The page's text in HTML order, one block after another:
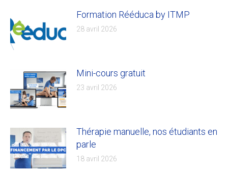
Formation Rééduca by ITMP
28 avril 2026
Mini-cours gratuit
23 avril 2026
Thérapie manuelle, nos étudiants en
parle
18 avril 2026